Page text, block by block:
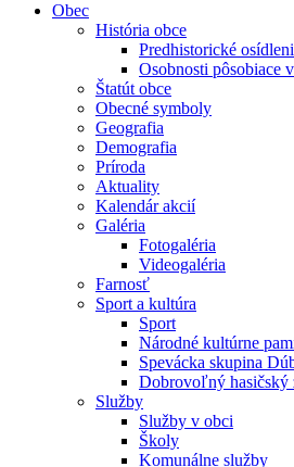
Obec
História obce
Predhistorické
Osobnosti pôsobiace
Štatút obce
Obecné symboly
Geografia
Demografia
Príroda
Aktuality
Kalendár akcií
Galéria
Fotogaléria
Videogaléria
Farnosť
Sport a kultúra
Sport
Národné kultúrne
Spevácka skupina
Dobrovoľný hasičský
Služby
Služby v obci
Školy
Komunálne služby